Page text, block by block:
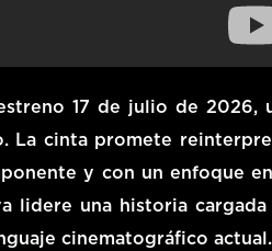
17 de julio de 2026,
La cinta promete
y con un enfoque
lidere una historia cargada
cinematográfico actual.